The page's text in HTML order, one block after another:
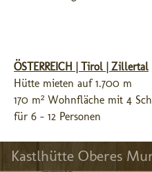
ÖSTERREICH | Tirol | Zillertal
Hütte mieten auf 1.700 m
170 m² Wohnfläche mit 4
für 6 - 12 Personen
Kastlhütte Oberes